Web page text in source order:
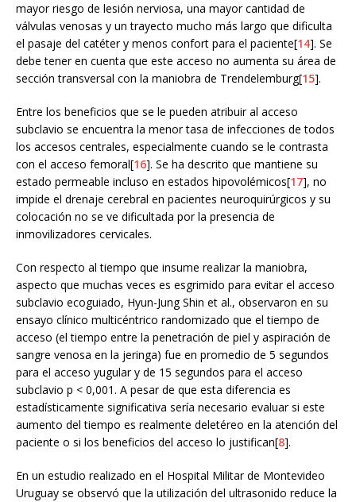
mayor riesgo de lesión nerviosa, una mayor cantidad de
válvulas venosas y un trayecto mucho más largo que dificulta
el pasaje del catéter y menos confort para el paciente[14]. Se
debe tener en cuenta que este acceso no aumenta su área de
sección transversal con la maniobra de Trendelemburg[15].
Entre los beneficios que se le pueden atribuir al acceso
subclavio se encuentra la menor tasa de infecciones de todos
los accesos centrales, especialmente cuando se le contrasta
con el acceso femoral[16]. Se ha descrito que mantiene su
estado permeable incluso en estados hipovolémicos[17], no
impide el drenaje cerebral en pacientes neuroquirúrgicos y su
colocación no se ve dificultada por la presencia de
inmovilizadores cervicales.
Con respecto al tiempo que insume realizar la maniobra,
aspecto que muchas veces es esgrimido para evitar el acceso
subclavio ecoguiado, Hyun-Jung Shin et al., observaron en su
ensayo clínico multicéntrico randomizado que el tiempo de
acceso (el tiempo entre la penetración de piel y aspiración de
sangre venosa en la jeringa) fue en promedio de 5 segundos
para el acceso yugular y de 15 segundos para el acceso
subclavio p < 0,001. A pesar de que esta diferencia es
estadísticamente significativa sería necesario evaluar si este
aumento del tiempo es realmente deletéreo en la atención del
paciente o si los beneficios del acceso lo justifican[8].
En un estudio realizado en el Hospital Militar de Montevideo
Uruguay se observó que la utilización del ultrasonido reduce la